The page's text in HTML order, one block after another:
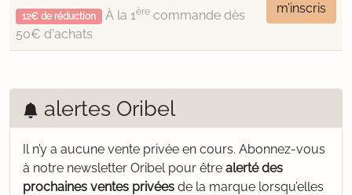
12€ de réduction À la 1èrecommande dès
50€ d'achats
m’inscris
alertes Oribel
Il n’y a aucune vente privée en cours. Abonnez-vous
à notre newsletter Oribel pour être alerté des
prochaines ventes privées de la marque lorsqu’elles